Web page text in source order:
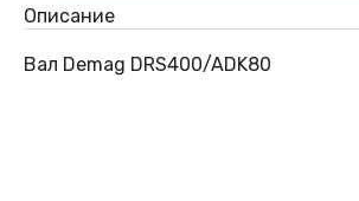
Описание
Вал Demag DRS400/ADK80